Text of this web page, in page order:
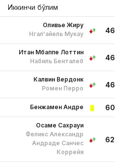
Иккинчи бўлим
46
Оливье Жиру
Нгал'айель Мукау
46
Итан Мбаппе Лоттин
Набиль Бенталеб
46
Калвин Вердонк
Ромен Перро
60
Бенжамен Андре
62
Осаме Сахрауи
Феликс Александр
Андраде Санчес
Коррейя